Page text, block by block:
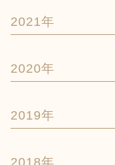
2021年
2020年
2019年
2018年